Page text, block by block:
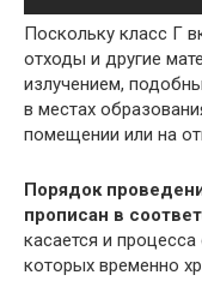
Поскольку класс Г
отходы и другие
излучением,
в местах
помещении или на
Порядок
прописан в
касается и
которых временно